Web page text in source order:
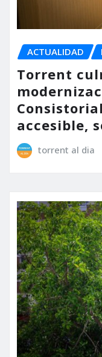
ACTUALIDAD
Torrent
accesible,
torrent al dia